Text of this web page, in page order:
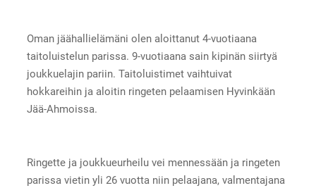
Oman jäähallielämäni olen aloittanut 4-vuotiaana
taitoluistelun parissa. 9-vuotiaana sain kipinän siirtyä
joukkuelajin pariin. Taitoluistimet vaihtuivat
hokkareihin ja aloitin ringeten pelaamisen Hyvinkään
Jää-Ahmoissa.
Ringette ja joukkueurheilu vei mennessään ja ringeten
parissa vietin yli 26 vuotta niin pelaajana, valmentajana